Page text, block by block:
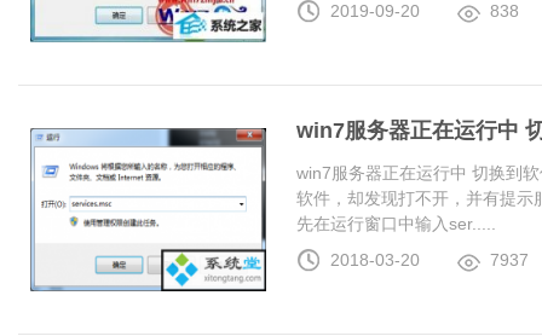
2019-09-20
838
win7服务器正在运行中
win7服务器正在运行中 切换到
软件，却发现打不开，并有提
先在运行窗口中输入ser.....
2018-03-20
7937